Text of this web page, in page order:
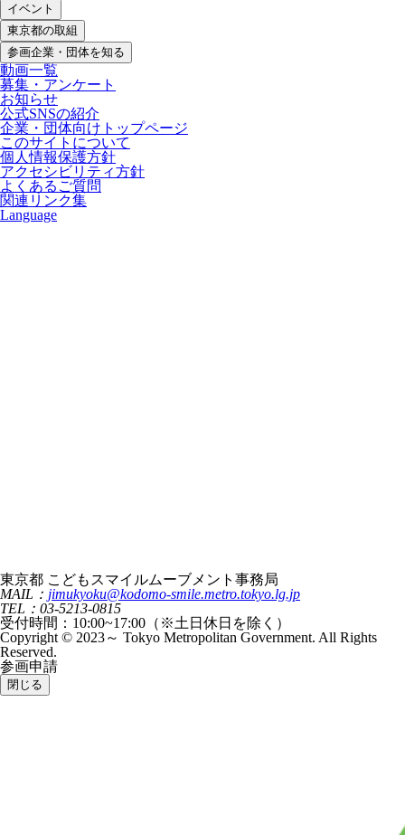
イベント
東京都の取組
参画企業・団体を知る
動画一覧
募集・アンケート
お知らせ
公式SNSの紹介
企業・団体向けトップページ
このサイトについて
個人情報保護方針
アクセシビリティ方針
よくあるご質問
関連リンク集
Language
東京都 こどもスマイルムーブメント事務局
MAIL： jimukyoku@kodomo-smile.metro.tokyo.lg.jp
TEL：03-5213-0815
受付時間：10:00~17:00（※土日休日を除く）
Copyright © 2023～ Tokyo Metropolitan Government. All Rights
Reserved.
参画申請
閉じる